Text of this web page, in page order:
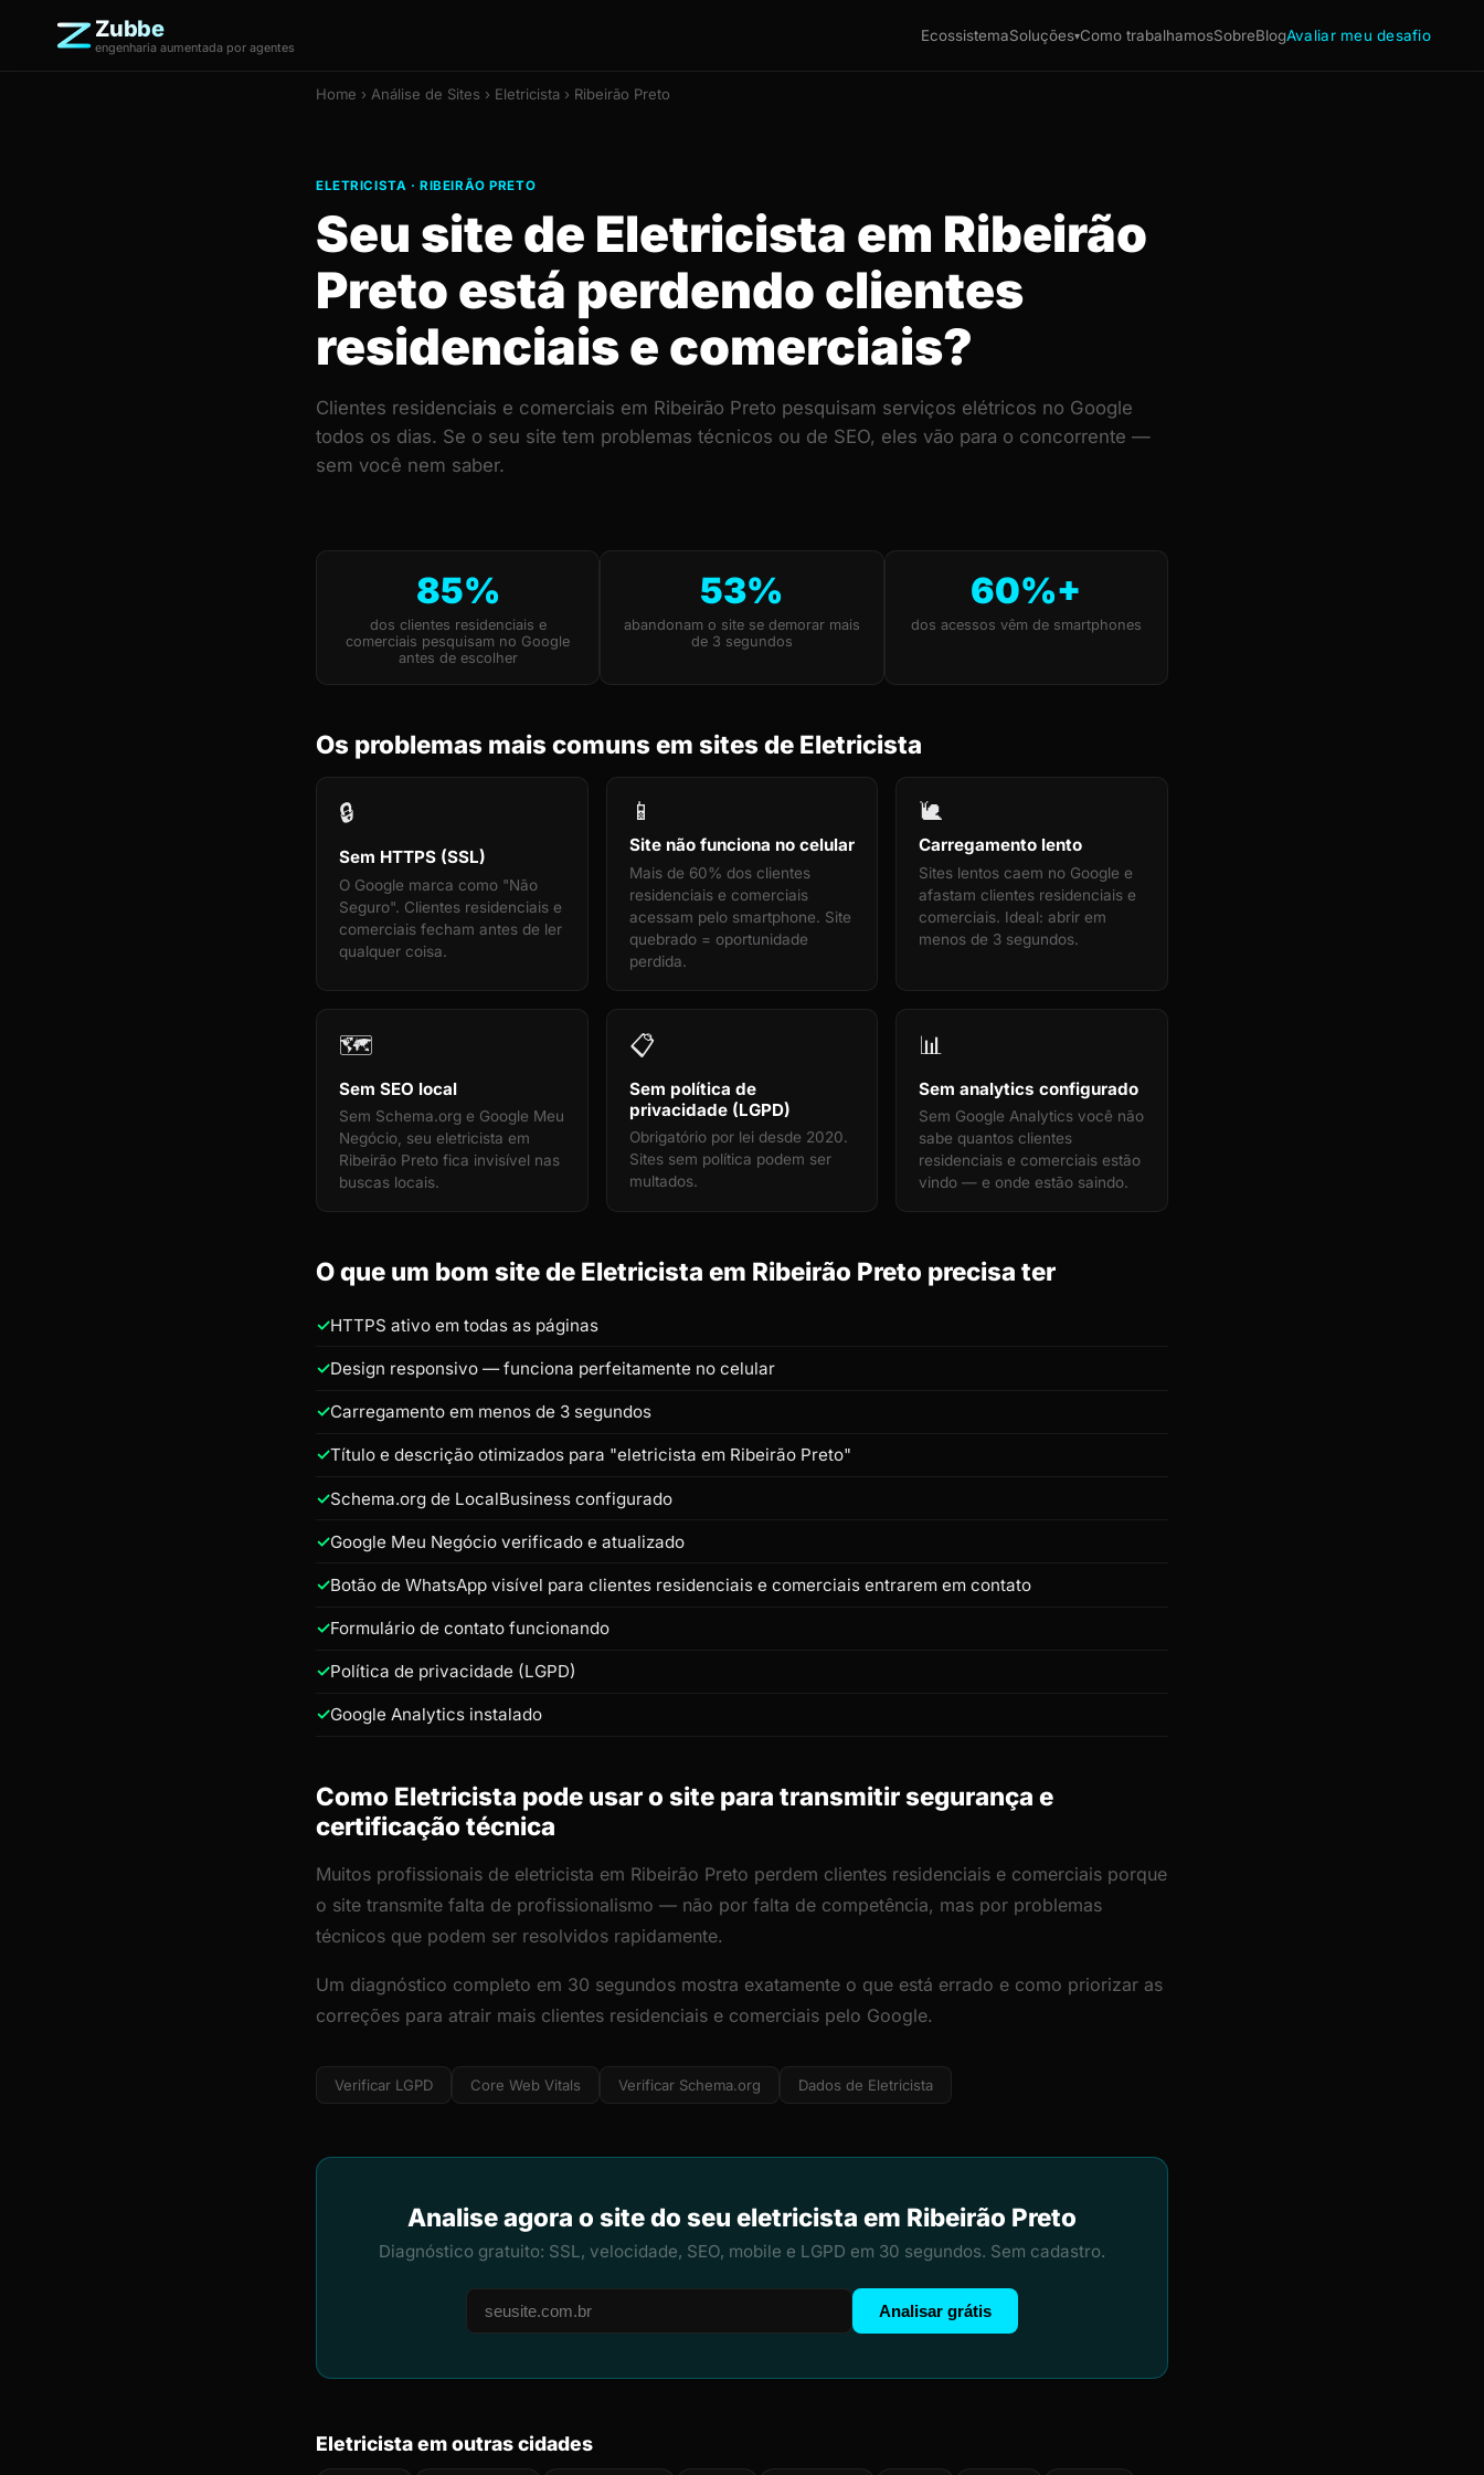
Zubbe
engenharia aumentada por agentes
EcossistemaSoluções▾Como trabalhamosSobreBlogAvaliar meu desafio
Home › Análise de Sites › Eletricista › Ribeirão Preto
ELETRICISTA · RIBEIRÃO PRETO
Seu site de Eletricista em Ribeirão
Preto está perdendo clientes
residenciais e comerciais?
Clientes residenciais e comerciais em Ribeirão Preto pesquisam serviços elétricos no Google
todos os dias. Se o seu site tem problemas técnicos ou de SEO, eles vão para o concorrente —
sem você nem saber.
85%
dos clientes residenciais e
comerciais pesquisam no Google
antes de escolher
53%
abandonam o site se demorar mais
de 3 segundos
60%+
dos acessos vêm de smartphones
Os problemas mais comuns em sites de Eletricista
🔒
Sem HTTPS (SSL)
O Google marca como "Não
Seguro". Clientes residenciais e
comerciais fecham antes de ler
qualquer coisa.
📱
Site não funciona no celular
Mais de 60% dos clientes
residenciais e comerciais
acessam pelo smartphone. Site
quebrado = oportunidade
perdida.
🐌
Carregamento lento
Sites lentos caem no Google e
afastam clientes residenciais e
comerciais. Ideal: abrir em
menos de 3 segundos.
🗺️
Sem SEO local
Sem Schema.org e Google Meu
Negócio, seu eletricista em
Ribeirão Preto fica invisível nas
buscas locais.
📋
Sem política de
privacidade (LGPD)
Obrigatório por lei desde 2020.
Sites sem política podem ser
multados.
📊
Sem analytics configurado
Sem Google Analytics você não
sabe quantos clientes
residenciais e comerciais estão
vindo — e onde estão saindo.
O que um bom site de Eletricista em Ribeirão Preto precisa ter
HTTPS ativo em todas as páginas
Design responsivo — funciona perfeitamente no celular
Carregamento em menos de 3 segundos
Título e descrição otimizados para "eletricista em Ribeirão Preto"
Schema.org de LocalBusiness configurado
Google Meu Negócio verificado e atualizado
Botão de WhatsApp visível para clientes residenciais e comerciais entrarem em contato
Formulário de contato funcionando
Política de privacidade (LGPD)
Google Analytics instalado
Como Eletricista pode usar o site para transmitir segurança e
certificação técnica
Muitos profissionais de eletricista em Ribeirão Preto perdem clientes residenciais e comerciais porque
o site transmite falta de profissionalismo — não por falta de competência, mas por problemas
técnicos que podem ser resolvidos rapidamente.
Um diagnóstico completo em 30 segundos mostra exatamente o que está errado e como priorizar as
correções para atrair mais clientes residenciais e comerciais pelo Google.
Verificar LGPD Core Web Vitals Verificar Schema.org Dados de Eletricista
Analise agora o site do seu eletricista em Ribeirão Preto
Diagnóstico gratuito: SSL, velocidade, SEO, mobile e LGPD em 30 segundos. Sem cadastro.
Analisar grátis
Eletricista em outras cidades